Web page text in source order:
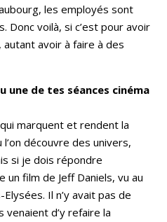
les employés sont
Donc voilà, si c’est pour avoir
avoir à faire à des
une de tes séances cinéma
marquent et rendent la
découvre des univers,
si je dois répondre
film de Jeff Daniels, vu au
Il n’y avait pas de
venaient d’y refaire la